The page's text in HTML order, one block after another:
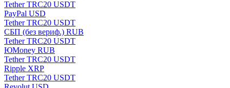
Tether TRC20 USDT
PayPal USD
Tether TRC20 USDT
СБП (без вериф.) RUB
Tether TRC20 USDT
ЮMoney RUB
Tether TRC20 USDT
Ripple XRP
Tether TRC20 USDT